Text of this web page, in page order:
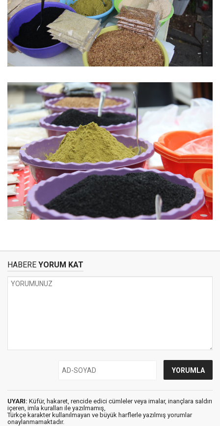
HABERE YORUM KAT
UYARI: Küfür, hakaret, rencide edici cümleler veya imalar, inançlara saldırı
içeren, imla kuralları ile yazılmamış,
Türkçe karakter kullanılmayan ve büyük harflerle yazılmış yorumlar
onaylanmamaktadır.